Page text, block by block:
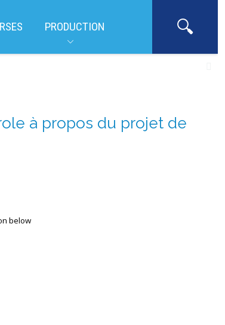
PRODUCTION
à propos du projet de
below